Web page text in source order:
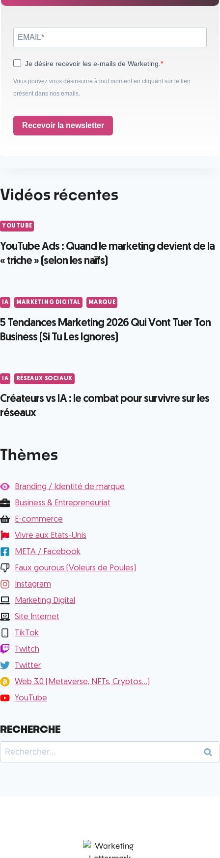
Je désire recevoir les e-mails de Warketing.
Vous pouvez vous désinscrire à tout moment en cliquant sur le lien
présent dans nos emails.
Recevoir la newsletter
Vidéos récentes
YOUTUBE
YouTube Ads : Quand le marketing devient de la
« triche » (selon les naïfs)
IA MARKETING DIGITAL MARQUE
5 Tendances Marketing 2026 Qui Vont Tuer Ton
Business (Si Tu Les Ignores)
IA RÉSEAUX SOCIAUX
Créateurs vs IA : le combat pour survivre sur les
réseaux
Thèmes
Branding / Identité de marque
Business & Entrepreneuriat
E-commerce
Vivre aux Etats-Unis
META / Facebook
Faux gourous (Voleurs de Poules)
Instagram
Marketing Digital
Site Internet
TikTok
Twitch
Twitter
Web 3.0 (Metaverse, NFTs, Cryptos...)
YouTube
RECHERCHE